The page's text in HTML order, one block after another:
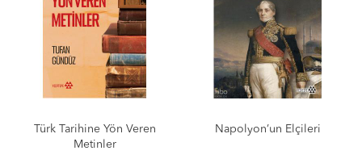
Türk Tarihine Yön Veren
Metinler
Napolyon’un Elçileri